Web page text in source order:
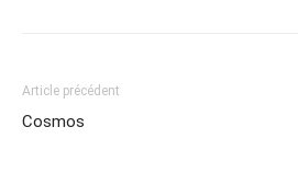
Article précédent
Cosmos